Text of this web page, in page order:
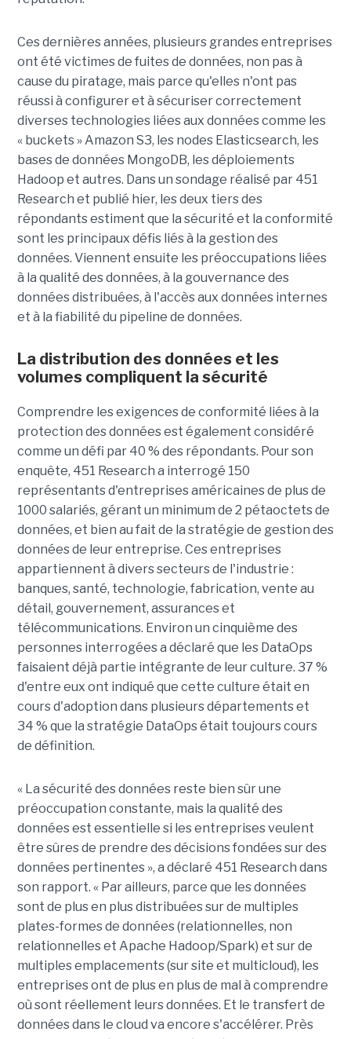
Ces dernières années, plusieurs grandes entreprises
ont été victimes de fuites de données, non pas à
cause du piratage, mais parce qu'elles n'ont pas
réussi à configurer et à sécuriser correctement
diverses technologies liées aux données comme les
« buckets » Amazon S3, les nodes Elasticsearch, les
bases de données MongoDB, les déploiements
Hadoop et autres. Dans un sondage réalisé par 451
Research et publié hier, les deux tiers des
répondants estiment que la sécurité et la conformité
sont les principaux défis liés à la gestion des
données. Viennent ensuite les préoccupations liées
à la qualité des données, à la gouvernance des
données distribuées, à l'accès aux données internes
et à la fiabilité du pipeline de données.
La distribution des données et les
volumes compliquent la sécurité
Comprendre les exigences de conformité liées à la
protection des données est également considéré
comme un défi par 40 % des répondants. Pour son
enquête, 451 Research a interrogé 150
représentants d'entreprises américaines de plus de
1000 salariés, gérant un minimum de 2 pétaoctets de
données, et bien au fait de la stratégie de gestion des
données de leur entreprise. Ces entreprises
appartiennent à divers secteurs de l'industrie :
banques, santé, technologie, fabrication, vente au
détail, gouvernement, assurances et
télécommunications. Environ un cinquième des
personnes interrogées a déclaré que les DataOps
faisaient déjà partie intégrante de leur culture. 37 %
d'entre eux ont indiqué que cette culture était en
cours d'adoption dans plusieurs départements et
34 % que la stratégie DataOps était toujours cours
de définition.
« La sécurité des données reste bien sûr une
préoccupation constante, mais la qualité des
données est essentielle si les entreprises veulent
être sûres de prendre des décisions fondées sur des
données pertinentes », a déclaré 451 Research dans
son rapport. « Par ailleurs, parce que les données
sont de plus en plus distribuées sur de multiples
plates-formes de données (relationnelles, non
relationnelles et Apache Hadoop/Spark) et sur de
multiples emplacements (sur site et multicloud), les
entreprises ont de plus en plus de mal à comprendre
où sont réellement leurs données. Et le transfert de
données dans le cloud va encore s'accélérer. Près